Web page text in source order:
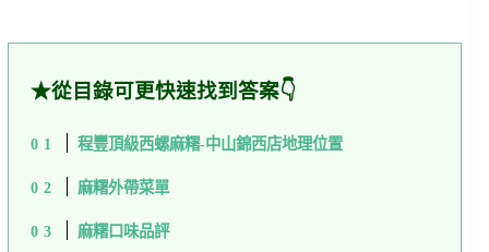
★從目錄可更快速找到答案👇
程豐頂級西螺麻糬-中山錦西店地理位置
麻糬外帶菜單
麻糬口味品評